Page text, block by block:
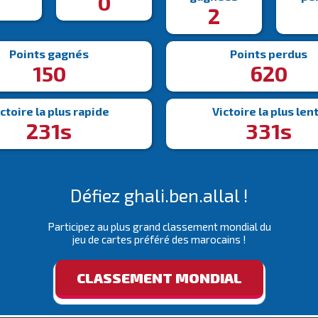
2
Points gagnés
150
Points perdus
620
la plus rapide
231s
Victoire la plus
331s
Défiez ghali.ben.allal !
Participez au plus grand classement mondial du
jeu de cartes préféré des marocains !
CLASSEMENT MONDIAL